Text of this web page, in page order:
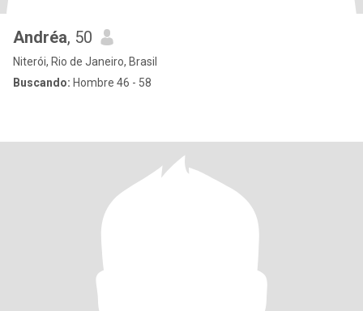
Andréa, 50
Niterói, Rio de Janeiro, Brasil
Buscando: Hombre 46 - 58